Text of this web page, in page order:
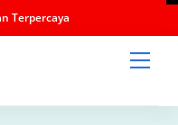
Terpercaya